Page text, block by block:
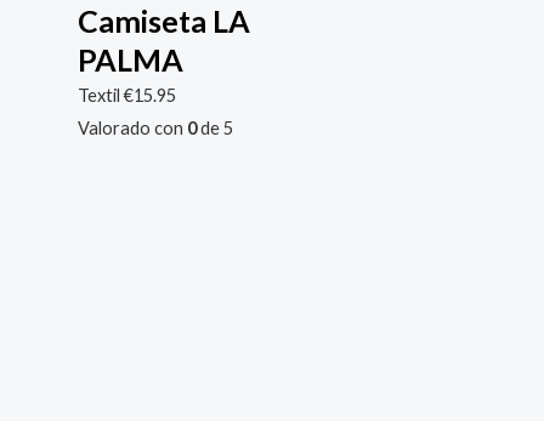
Camiseta LA
PALMA
Textil€15.95
Valorado con 0de 5